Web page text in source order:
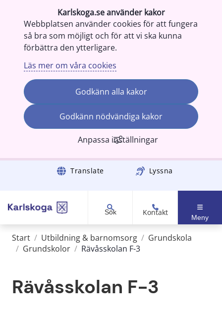
Karlskoga.se använder kakor
Webbplatsen använder cookies för att fungera
så bra som möjligt och för att vi ska kunna
förbättra den ytterligare.
Läs mer om våra cookies
Godkänn alla kakor
Godkänn nödvändiga kakor
Anpassa inställningar
Gå till innehåll Translate Lyssna
Sök Kontakt
Meny
Start / Utbildning & barnomsorg / Grundskola
/ Grundskolor / Rävåsskolan F-3
Rävåsskolan F-3